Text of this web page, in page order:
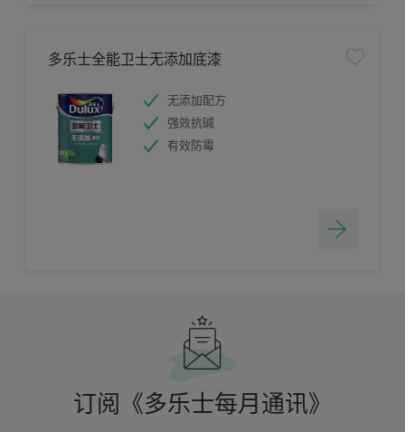
多乐士全能卫士无添加底漆
无添加配方
强效抗碱
有效防霉
订阅《多乐士每月通讯》